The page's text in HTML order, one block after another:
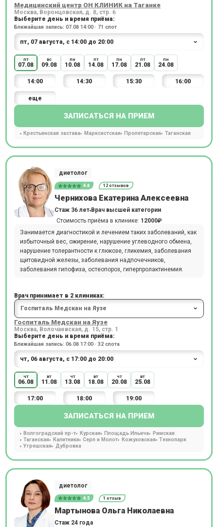
Медицинский центр ОН КЛИНИК на Таганке
Москва, Воронцовская, д. 8, стр. 6
Выберите день и время приёма:
Ближайшая запись: 07.08 14:00 · 71 слот
пт
07.08
вс
09.08
пн
10.08
пт
14.08
пн
17.08
пт
21.08
пн
24.08
14:00 14:30 15:30 16:00
еще
ЗАПИСАТЬСЯ НА ПРИЕМ
Крестьянская застава Марксистская Пролетарская Таганская
диетолог
4.8 12 отзывов
Чернихова Екатерина Алексеевна
Стаж 36 лет Врач высшей категории
Стоимость приёма в клинике: 12000₽
Занимается диагностикой и лечением таких заболеваний, как
избыточный вес, ожирение, нарушение углеводного обмена,
нарушение толерантности к глюкозе, гликемия, заболевания
щитовидной железы, заболевания надпочечников,
заболевания гипофиза, остеопороз, гиперпролактинемия.
Врач принимает в 2 клиниках:
Госпиталь Медскан на Яузе
Москва, Волочаевская, д. 15, стр. 1
Выберите день и время приёма:
Ближайшая запись: 06.08 17:00 · 32 слота
чт
06.08
вт
11.08
чт
13.08
вт
18.08
чт
20.08
вт
25.08
17:00 18:00 19:00
ЗАПИСАТЬСЯ НА ПРИЕМ
Волгоградский пр-т Курская Площадь Ильича
Римская
Таганская
Калитники Серп и Молот Кожуховская
Технопарк
Угрешская
Дубровка
диетолог
4.5 1 отзыв
Мартынова Ольга Николаевна
Стаж 24 года